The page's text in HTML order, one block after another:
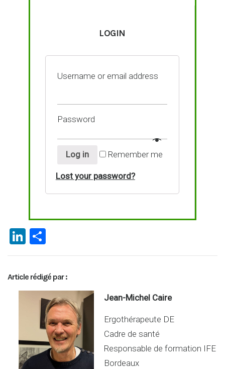
LOGIN
Username or email address
Password
Log in Remember me
Lost your password?
Li
n
ke
dI
ar
ta
g
er
Article rédigé par :
Jean-Michel Caire
Ergothérapeute DE
Cadre de santé
Responsable de formation IFE
Bordeaux